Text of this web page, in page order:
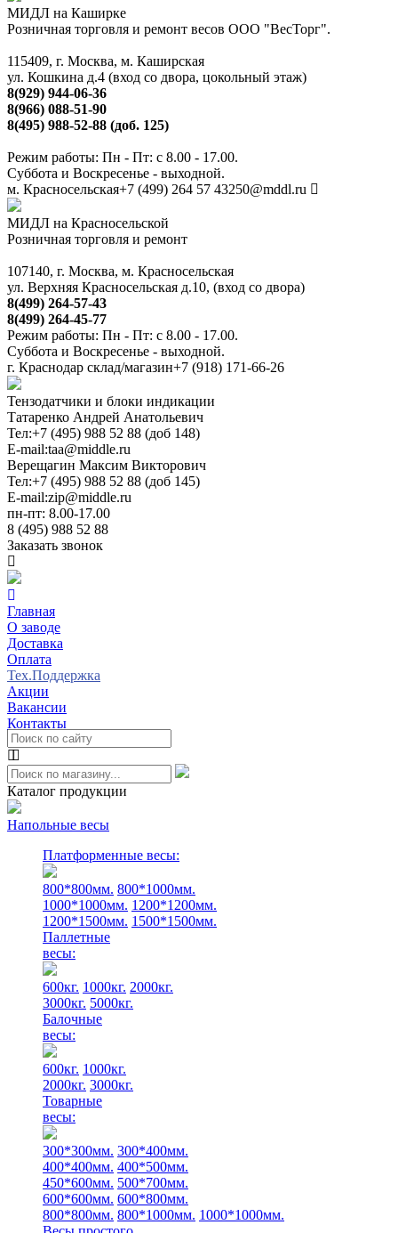
МИДЛ на Каширке
Розничная торговля и ремонт весов ООО "ВесТорг".
115409, г. Москва, м. Каширская
ул. Кошкина д.4 (вход со двора, цокольный этаж)
8(929) 944-06-36
8(966) 088-51-90
8(495) 988-52-88 (доб. 125)
Режим работы: Пн - Пт: с 8.00 - 17.00.
Суббота и Воскресенье - выходной.
м. Красносельская+7 (499) 264 57 43250@mddl.ru
МИДЛ на Красносельской
Розничная торговля и ремонт
107140, г. Москва, м. Красносельская
ул. Верхняя Красносельская д.10, (вход со двора)
8(499) 264-57-43
8(499) 264-45-77
Режим работы: Пн - Пт: с 8.00 - 17.00.
Суббота и Воскресенье - выходной.
г. Краснодар склад/магазин+7 (918) 171-66-26
Тензодатчики и блоки индикации
Татаренко Андрей Анатольевич
Тел:+7 (495) 988 52 88 (доб 148)
E-mail:taa@middle.ru
Верещагин Максим Викторович
Тел:+7 (495) 988 52 88 (доб 145)
E-mail:zip@middle.ru
пн-пт: 8.00-17.00
8 (495) 988 52 88
Заказать звонок
Главная
О заводе
Доставка
Оплата
Тех.Поддержка
Акции
Вакансии
Контакты
Каталог продукции
Напольные весы
Платформенные весы:
800*800мм. 800*1000мм.
1000*1000мм. 1200*1200мм.
1200*1500мм. 1500*1500мм.
Паллетные
весы:
600кг. 1000кг. 2000кг.
3000кг. 5000кг.
Балочные
весы:
600кг. 1000кг.
2000кг. 3000кг.
Товарные
весы:
300*300мм. 300*400мм.
400*400мм. 400*500мм.
450*600мм. 500*700мм.
600*600мм. 600*800мм.
800*800мм. 800*1000мм. 1000*1000мм.